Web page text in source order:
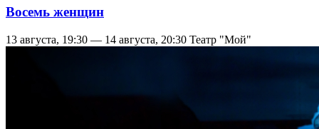
Восемь женщин
13 августа, 19:30 — 14 августа, 20:30 Театр "Мой"